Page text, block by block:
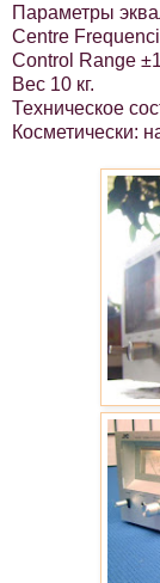
Параметры
Centre
Control Range
Вес 10 кг.
Техническое
Косметически: